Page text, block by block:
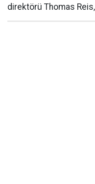
direktörü Thomas